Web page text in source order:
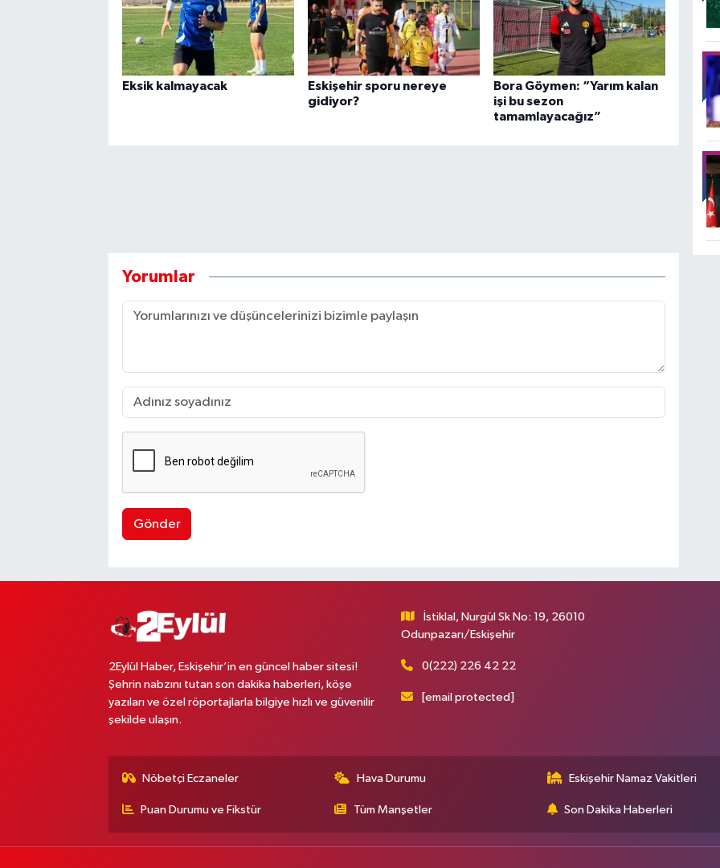
Eksik kalmayacak
Eskişehir sporu nereye
gidiyor?
Bora Göymen: “Yarım kalan
işi bu sezon
tamamlayacağız”
Yorumlar
Gönder
2Eylül Haber, Eskişehir’in en güncel haber sitesi!
Şehrin nabzını tutan son dakika haberleri, köşe
yazıları ve özel röportajlarla bilgiye hızlı ve güvenilir
şekilde ulaşın.
İstiklal, Nurgül Sk No: 19, 26010
Odunpazarı/Eskişehir
0(222) 226 42 22
[email protected]
Nöbetçi Eczaneler Hava Durumu Eskişehir Namaz Vakitleri
Puan Durumu ve Fikstür Tüm Manşetler Son Dakika Haberleri